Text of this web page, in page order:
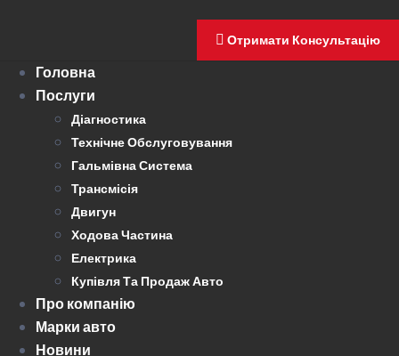
Отримати Консультацію
Головна
Послуги
Діагностика
Технічне Обслуговування
Гальмівна Система
Трансмісія
Двигун
Ходова Частина
Електрика
Купівля Та Продаж Авто
Про компанію
Марки авто
Новини